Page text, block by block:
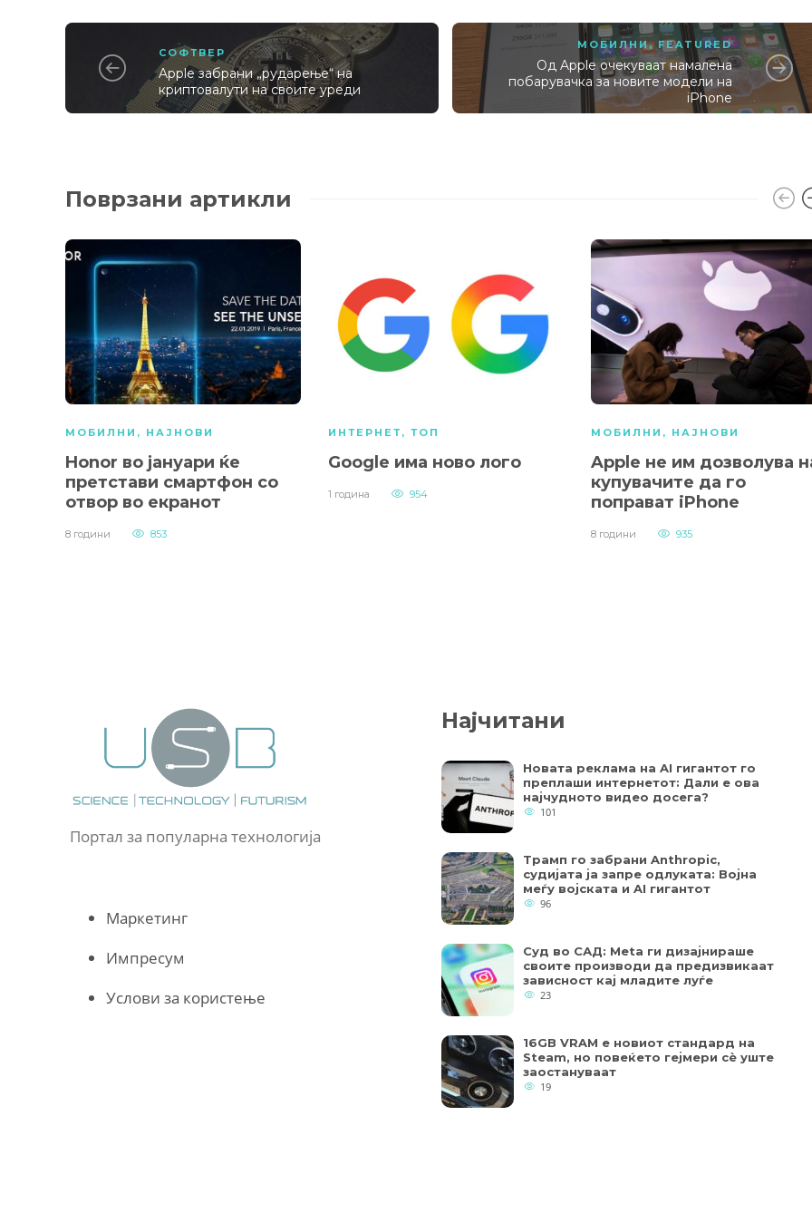
СОФТВЕР
Apple забрани „рударење“ на
криптовалути на своите уреди
МОБИЛНИ, FEATURED
Од Apple очекуваат намалена
побарувачка за новите модели на
iPhone
Поврзани артикли
МОБИЛНИ , НАЈНОВИ
Honor во јануари ќе
претстави смартфон со
отвор во екранот
8 години 853
ИНТЕРНЕТ, ТОП
Google има ново лого
1 година 954
МОБИЛНИ , НАЈНОВИ
Apple не им дозволува
купувачите да го
поправат iPhone
8 години 935
Портал за популарна технологија
Маркетинг
Импресум
Услови за користење
Најчитани
Новата реклама на AI гигантот го
преплаши интернетот: Дали е ова
најчудното видео досега?
101
Трамп го забрани Anthropic,
судијата ја запре одлуката: Војна
меѓу војската и AI гигантот
96
Суд во САД: Meta ги дизајнираше
своите производи да предизвикаат
зависност кај младите луѓе
23
16GB VRAM е новиот стандард на
Steam, но повеќето гејмери ​​сè уште
заостануваат
19